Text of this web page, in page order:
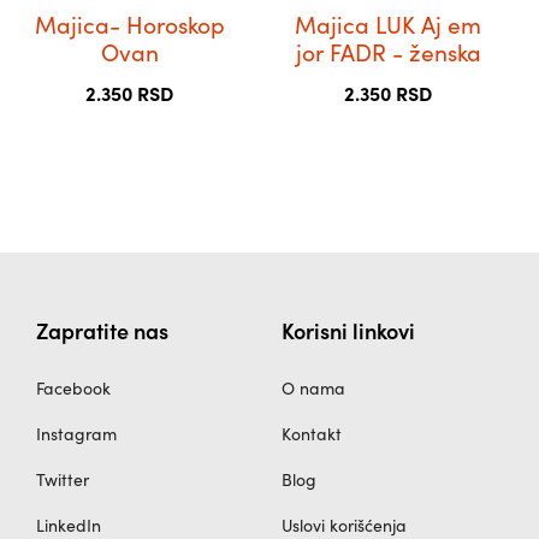
Majica- Horoskop
Ovan
2.350 RSD
бити
изабране
страници
Majica LUK Aj em
jor FADR - ženska
2.350 RSD
бити
изабране
на
страници
Zapratite nas
Facebook
Instagram
Twitter
LinkedIn
Korisni linkovi
O nama
Kontakt
Blog
Uslovi korišćenja